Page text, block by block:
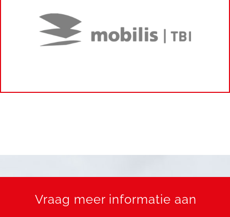
Vraag meer informatie aan